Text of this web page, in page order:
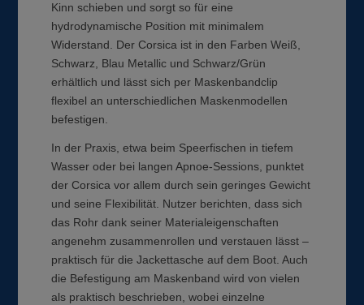
Kinn schieben und sorgt so für eine
hydrodynamische Position mit minimalem
Widerstand. Der Corsica ist in den Farben Weiß,
Schwarz, Blau Metallic und Schwarz/Grün
erhältlich und lässt sich per Maskenbandclip
flexibel an unterschiedlichen Maskenmodellen
befestigen.
In der Praxis, etwa beim Speerfischen in tiefem
Wasser oder bei langen Apnoe-Sessions, punktet
der Corsica vor allem durch sein geringes Gewicht
und seine Flexibilität. Nutzer berichten, dass sich
das Rohr dank seiner Materialeigenschaften
angenehm zusammenrollen und verstauen lässt –
praktisch für die Jackettasche auf dem Boot. Auch
die Befestigung am Maskenband wird von vielen
als praktisch beschrieben, wobei einzelne